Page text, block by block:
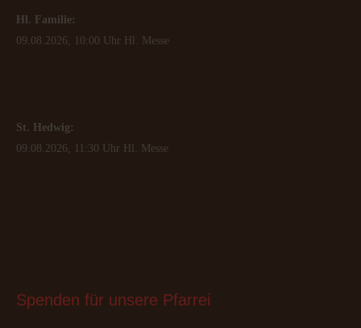
Hl. Familie:
09.08.2026, 10:00 Uhr Hl. Messe
St. Hedwig:
09.08.2026, 11:30 Uhr Hl. Messe
Spenden für unsere Pfarrei